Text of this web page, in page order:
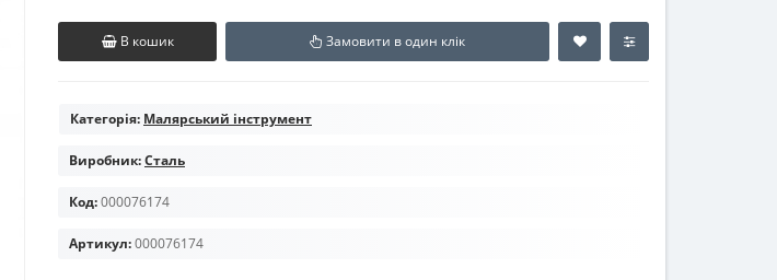
В кошик Замовити в один клік
Категорія: Малярський інструмент
Виробник:Сталь
Код:000076174
Артикул:000076174